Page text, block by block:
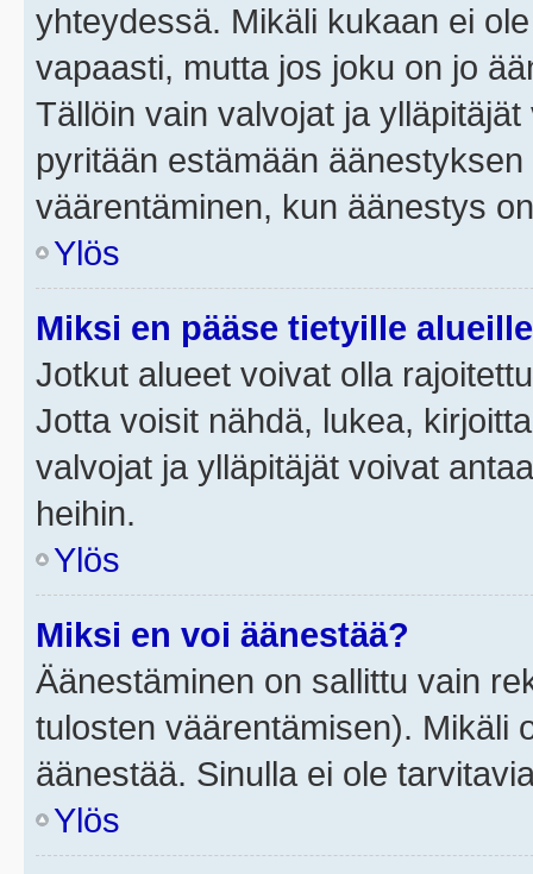
yhteydessä. Mikäli kukaan ei
vapaasti, mutta jos joku on jo
Tällöin vain valvojat ja
pyritään estämään
väärentäminen, kun äänestys
Ylös
Miksi en pääse tietyille
Jotkut alueet voivat olla
Jotta voisit nähdä, lukea,
valvojat ja ylläpitäjät voivat
heihin.
Ylös
Miksi en voi äänestää?
Äänestäminen on sallittu vain
tulosten väärentämisen). Mikäli
äänestää. Sinulla ei ole
Ylös